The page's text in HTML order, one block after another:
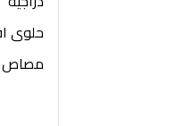
حلوى
مصاص